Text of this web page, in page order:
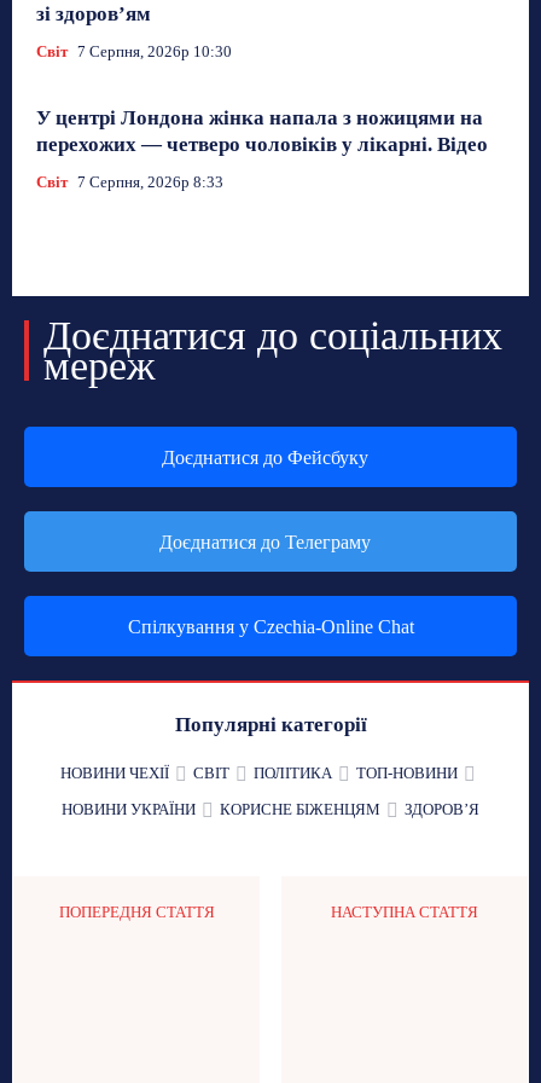
зі здоров’ям
Світ 7 Серпня, 2026р 10:30
У центрі Лондона жінка напала з ножицями на
перехожих — четверо чоловіків у лікарні. Відео
Світ 7 Серпня, 2026р 8:33
Доєднатися до соціальних
мереж
Доєднатися до Фейсбуку
Доєднатися до Телеграму
Спілкування у Czechia-Online Chat
Популярні категорії
НОВИНИ ЧЕХІЇ СВІТ ПОЛІТИКА
ТОП-НОВИНИ
НОВИНИ УКРАЇНИ
КОРИСНЕ БІЖЕНЦЯМ ЗДОРОВʼЯ
ПОПЕРЕДНЯ СТАТТЯ НАСТУПНА СТАТТЯ